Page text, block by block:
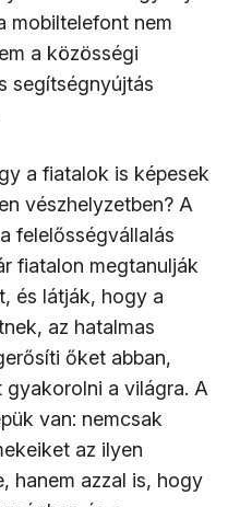
mobiltelefont nem
a közösségi
segítségnyújtás
a fiatalok is képesek
vészhelyzetben? A
felelősségvállalás
fiatalon megtanulják
és látják, hogy a
az hatalmas
őket abban,
a világra. A
van: nemcsak
az ilyen
hanem azzal is, hogy